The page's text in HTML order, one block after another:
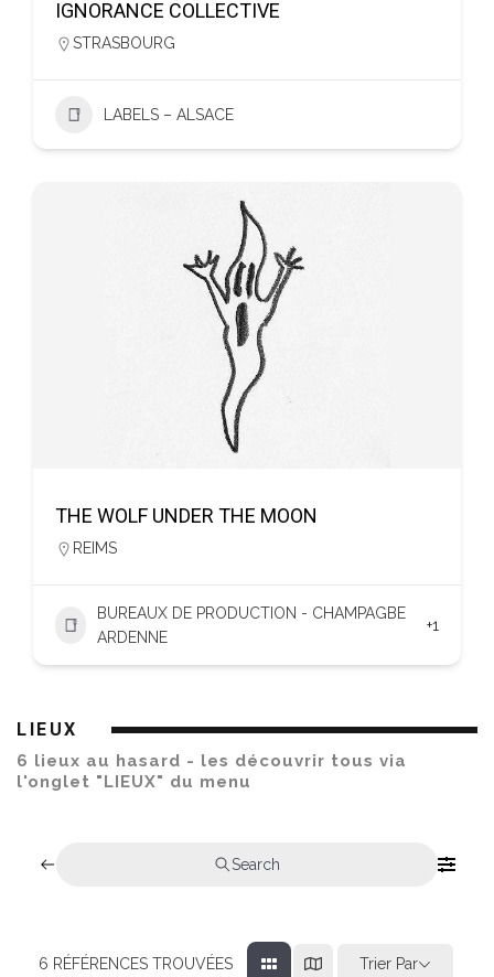
IGNORANCE COLLECTIVE
STRASBOURG
LABELS – ALSACE
THE WOLF UNDER THE MOON
REIMS
BUREAUX DE PRODUCTION - CHAMPAGBE
ARDENNE
+1
LIEUX
6 lieux au hasard - les découvrir tous via
l'onglet "LIEUX" du menu
Search
6 RÉFÉRENCES TROUVÉES Trier Par